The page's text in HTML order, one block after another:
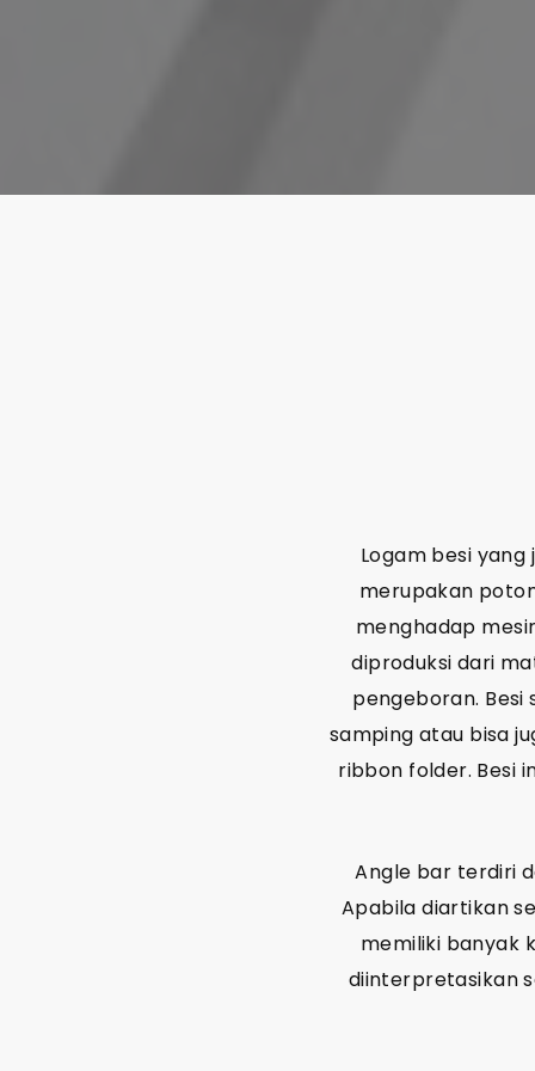
Logam besi
merupakan
menghadap
diproduksi dari
pengeboran. Besi
samping atau bisa
ribbon folder. Besi
Angle bar terdiri
Apabila diartikan
memiliki banyak
diinterpretasikan